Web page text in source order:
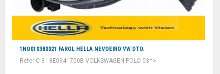
1NO010380021 FAROL HELLA NEVOEIRO VW DTO.
Refer C 3 : 8E0941700B VOLKSWAGEN POLO 03=>